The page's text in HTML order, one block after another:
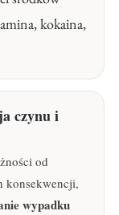
kokaina,
czynu i
od
konsekwencji,
wypadku